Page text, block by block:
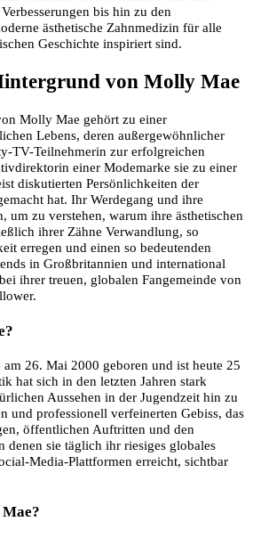
bis hin zu den
ästhetische Zahnmedizin für alle
Geschichte inspiriert sind.
von Molly Mae
Molly Mae gehört zu einer
Lebens, deren außergewöhnlicher
TV-Teilnehmerin zur erfolgreichen
einer Modemarke sie zu einer
diskutierten Persönlichkeiten der
hat. Ihr Werdegang und ihre
um zu verstehen, warum ihre ästhetischen
ihrer Zähne Verwandlung, so
erregen und einen so bedeutenden
in Großbritannien und international
ihrer treuen, globalen Fangemeinde von
26. Mai 2000 geboren und ist heute 25
hat sich in den letzten Jahren stark
Aussehen in der Jugendzeit hin zu
und professionell verfeinerten Gebiss, das
öffentlichen Auftritten und den
denen sie täglich ihr riesiges globales
Media-Plattformen erreicht, sichtbar